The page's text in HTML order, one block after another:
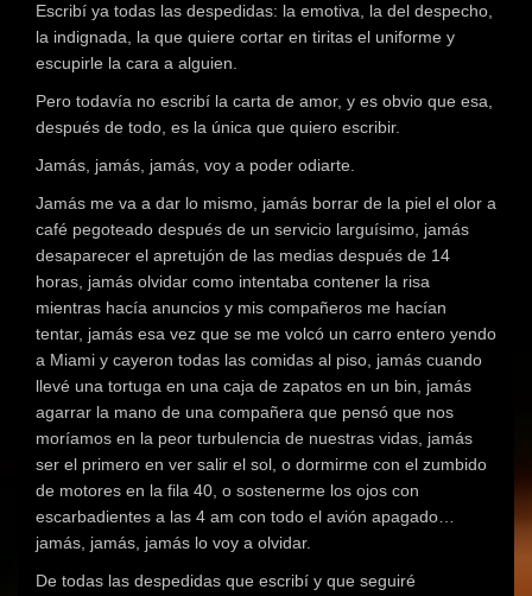
Escribí ya todas las despedidas: la emotiva, la del despecho,
la indignada, la que quiere cortar en tiritas el uniforme y
escupirle la cara a alguien.
Pero todavía no escribí la carta de amor, y es obvio que esa,
después de todo, es la única que quiero escribir.
Jamás, jamás, jamás, voy a poder odiarte.
Jamás me va a dar lo mismo, jamás borrar de la piel el olor a
café pegoteado después de un servicio larguísimo, jamás
desaparecer el apretujón de las medias después de 14
horas, jamás olvidar como intentaba contener la risa
mientras hacía anuncios y mis compañeros me hacían
tentar, jamás esa vez que se me volcó un carro entero yendo
a Miami y cayeron todas las comidas al piso, jamás cuando
llevé una tortuga en una caja de zapatos en un bin, jamás
agarrar la mano de una compañera que pensó que nos
moríamos en la peor turbulencia de nuestras vidas, jamás
ser el primero en ver salir el sol, o dormirme con el zumbido
de motores en la fila 40, o sostenerme los ojos con
escarbadientes a las 4 am con todo el avión apagado…
jamás, jamás, jamás lo voy a olvidar.
De todas las despedidas que escribí y que seguiré